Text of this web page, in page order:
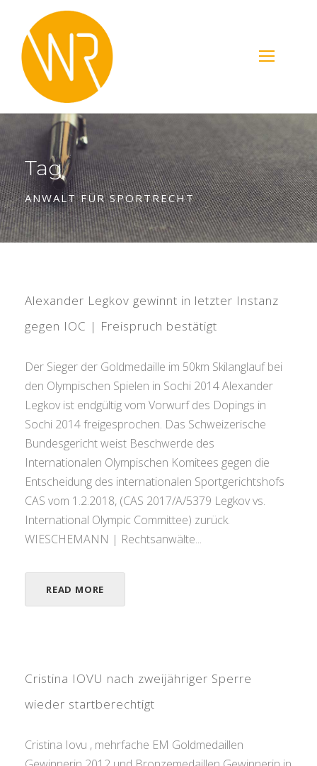
Tag
ANWALT FÜR SPORTRECHT
Alexander Legkov gewinnt in letzter Instanz
gegen IOC | Freispruch bestätigt
Der Sieger der Goldmedaille im 50km Skilanglauf bei
den Olympischen Spielen in Sochi 2014 Alexander
Legkov ist endgültig vom Vorwurf des Dopings in
Sochi 2014 freigesprochen. Das Schweizerische
Bundesgericht weist Beschwerde des
Internationalen Olympischen Komitees gegen die
Entscheidung des internationalen Sportgerichtshofs
CAS vom 1.2.2018, (CAS 2017/A/5379 Legkov vs.
International Olympic Committee) zurück.
WIESCHEMANN | Rechtsanwälte...
READ MORE
Cristina IOVU nach zweijähriger Sperre
wieder startberechtigt
Cristina Iovu , mehrfache EM Goldmedaillen